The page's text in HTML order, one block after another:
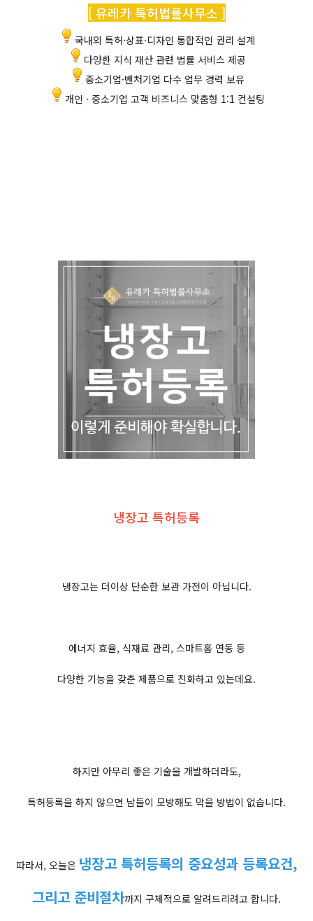
[ 유레카 특허법률사무소 ]
국내외 특허·상표·디자인 통합적인 권리 설계
다양한 지식 재산 관련 법률 서비스 제공
중소기업·벤처기업 다수 업무 경력 보유
개인 · 중소기업 고객 비즈니스 맞춤형 1:1 컨설팅
냉장고 특허등록
냉장고는 더이상 단순한 보관 가전이 아닙니다.
에너지 효율, 식재료 관리, 스마트홈 연동 등
다양한 기능을 갖춘 제품으로 진화하고 있는데요.
하지만 아무리 좋은 기술을 개발하더라도,
특허등록을 하지 않으면 남들이 모방해도 막을 방법이 없습니다.
따라서, 오늘은 냉장고 특허등록의 중요성과 등록요건,
그리고 준비절차까지 구체적으로 알려드리려고 합니다.